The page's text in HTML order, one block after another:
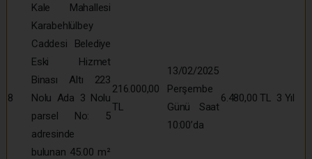
8
Kale Mahallesi
Karabehlülbey
Caddesi Belediye
Eski Hizmet
Binası Altı 223
Nolu Ada 3 Nolu
parsel No: 5
adresinde
bulunan 45.00 m²
216.000,00
TL
13/02/2025
Perşembe
Günü Saat
10:00’da
6.480,00 TL 3 Yıl